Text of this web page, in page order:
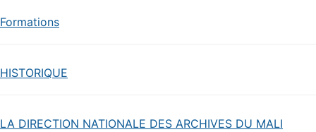
Formations
HISTORIQUE
LA DIRECTION NATIONALE DES ARCHIVES DU MALI